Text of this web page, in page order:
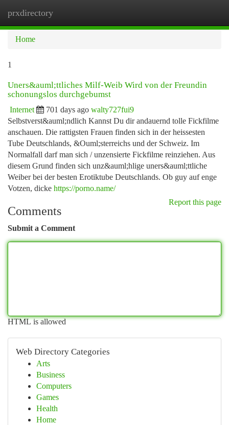
prxdirectory
Home
1
Uners&auml;ttliches Milf-Weib Wird von der Freundin
schonungslos durchgebumst
Internet 701 days ago walty727fui9
Selbstverst&auml;ndlich Kannst Du dir andauernd tolle Fickfilme
anschauen. Die rattigsten Frauen finden sich in der heissesten
Tube Deutschlands, &Ouml;sterreichs und der Schweiz. Im
Normalfall darf man sich / unzensierte Fickfilme reinziehen. Aus
diesem Grund finden sich unz&auml;hlige uners&auml;ttliche
Weiber bei der besten Erotiktube Deutschlands. Ob guy auf enge
Votzen, dicke https://porno.name/
Report this page
Comments
Submit a Comment
HTML is allowed
Web Directory Categories
Arts
Business
Computers
Games
Health
Home